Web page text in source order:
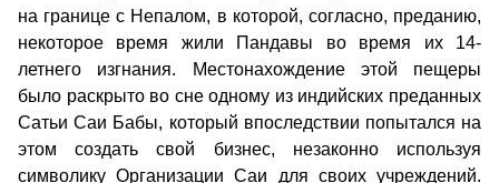
на границе с Непалом, в которой, согласно, преданию,
некоторое время жили Пандавы во время их 14-
летнего изгнания. Местонахождение этой пещеры
было раскрыто во сне одному из индийских преданных
Сатьи Саи Бабы, который впоследствии попытался на
этом создать свой бизнес, незаконно используя
символику Организации Саи для своих учреждений.